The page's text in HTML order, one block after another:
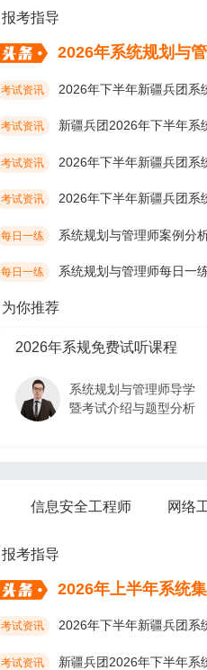
报考指导
2026年系统规划与
考试资讯
考试资讯 新疆兵团2026年下半年系
考试资讯
考试资讯 2026年下半年新疆兵团系
每日一练 系统规划与管理师案例分
每日一练 系统规划与管理师每日一
为你推荐
2026年系规免费试听课程
系统规划与管理师导学
暨考试介绍与题型分析
系统规划与管理师导学
信息安全工程师 网络
报考指导
考试资讯
考试资讯